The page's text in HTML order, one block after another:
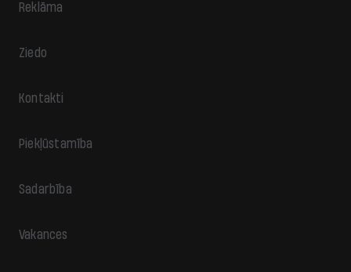
Reklāma
Ziedo
Kontakti
Piekļūstamība
Sadarbība
Vakances